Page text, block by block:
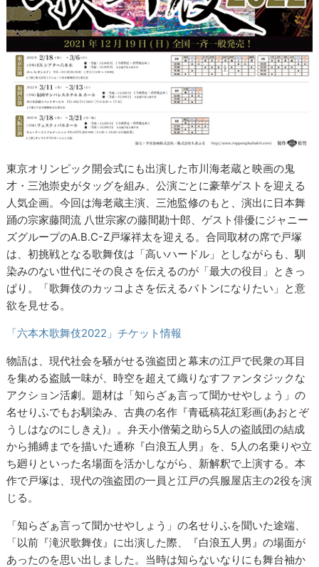
東京オリンピック開会式にも出演した市川海老蔵と映画の鬼
才・三池崇史がタッグを組み、公演ごとに豪華ゲストを迎える
人気企画。今回は海老蔵主演、三池監修のもと、演出に日本舞
踊の宗家藤間流 八世宗家の藤間勘十郎、ゲスト俳優にジャニー
ズグループのA.B.C-Z戸塚祥太を迎える。合同取材の席で戸塚
は、初挑戦となる歌舞伎は「高いハードル」としながらも、馴
染みのない世代にその良さを伝えるのが「最大の役目」ときっ
ぱり。「歌舞伎のカッコよさを伝えるバトンになりたい」と意
欲を見せる。
「六本木歌舞伎2022」チケット情報
物語は、現代社会を騒がせる強盗団と幕末の江戸で民衆の耳目
を集める盗賊一味が、時空を超えて織りなすファンタジックな
アクション活劇。題材は「知らざぁ言って聞かせやしょう」の
名せりふでもお馴染み、古典の名作『青砥稿花紅彩画(あおとぞ
うしはなのにしきえ)』。弁天小僧菊之助ら5人の盗賊団の結成
から捕縛までを描いた通称『白浪五人男』を、5人の名乗りや立
ち廻りといった名場面を活かしながら、新解釈で上演する。本
作で戸塚は、現代の強盗団の一員と江戸の呉服屋店主の2役を演
じる。
「知らざぁ言って聞かせやしょう」の名せりふを聞いた途端、
「以前『滝沢歌舞伎』に出演した際、『白浪五人男』の場面が
あったのを思い出しました。当時は知らないなりにも舞台袖か